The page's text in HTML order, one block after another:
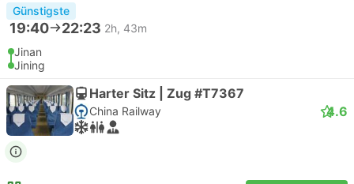
Günstigste
19:40 22:23 2h, 43m
Jinan
Jining
Harter Sitz | Zug #T7367
China Railway 4.6